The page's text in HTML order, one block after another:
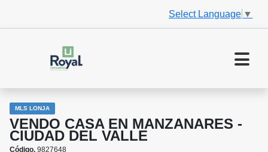
Select Language ▼
MLS LONJA
VENDO CASA EN MANZANARES -
CIUDAD DEL VALLE
Código. 9827648